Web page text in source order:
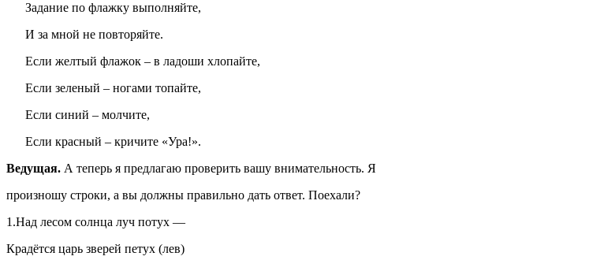
Задание по флажку выполняйте,
И за мной не повторяйте.
Если желтый флажок – в ладоши хлопайте,
Если зеленый – ногами топайте,
Если синий – молчите,
Если красный – кричите «Ура!».
Ведущая. А теперь я предлагаю проверить вашу внимательность. Я
произношу строки, а вы должны правильно дать ответ. Поехали?
1.Над лесом солнца луч потух —
Крадётся царь зверей петух (лев)